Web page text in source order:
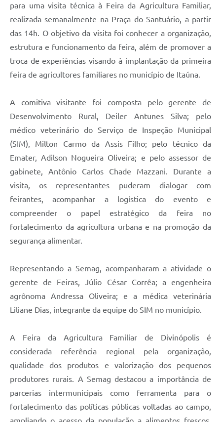
para uma visita técnica à Feira da Agricultura Familiar,
realizada semanalmente na Praça do Santuário, a partir
das 14h. O objetivo da visita foi conhecer a organização,
estrutura e funcionamento da feira, além de promover a
troca de experiências visando à implantação da primeira
feira de agricultores familiares no município de Itaúna.
A comitiva visitante foi composta pelo gerente de
Desenvolvimento Rural, Deiler Antunes Silva; pelo
médico veterinário do Serviço de Inspeção Municipal
(SIM), Milton Carmo da Assis Filho; pelo técnico da
Emater, Adilson Nogueira Oliveira; e pelo assessor de
gabinete, Antônio Carlos Chade Mazzani. Durante a
visita, os representantes puderam dialogar com
feirantes, acompanhar a logística do evento e
compreender o papel estratégico da feira no
fortalecimento da agricultura urbana e na promoção da
segurança alimentar.
Representando a Semag, acompanharam a atividade o
gerente de Feiras, Júlio César Corrêa; a engenheira
agrônoma Andressa Oliveira; e a médica veterinária
Liliane Dias, integrante da equipe do SIM no município.
A Feira da Agricultura Familiar de Divinópolis é
considerada referência regional pela organização,
qualidade dos produtos e valorização dos pequenos
produtores rurais. A Semag destacou a importância de
parcerias intermunicipais como ferramenta para o
fortalecimento das políticas públicas voltadas ao campo,